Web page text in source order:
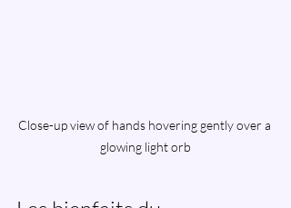
Close-up view of hands hovering gently over a
glowing light orb